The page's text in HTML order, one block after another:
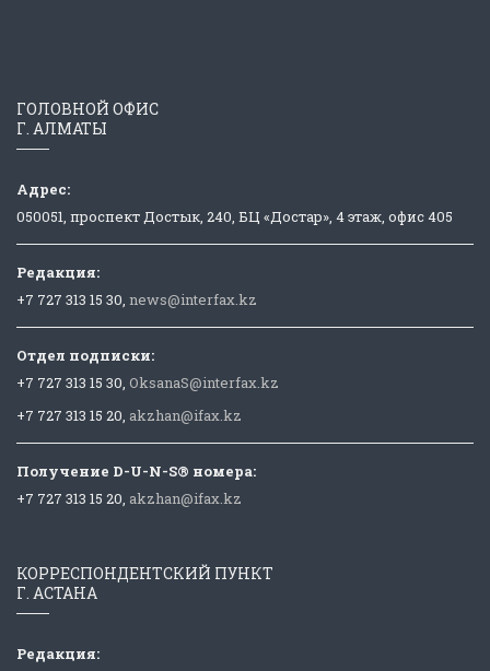
ГОЛОВНОЙ ОФИС
Г. АЛМАТЫ
Адрес:
050051, проспект Достык, 240, БЦ «Достар», 4 этаж, офис 405
Редакция:
+7 727 313 15 30, news@interfax.kz
Отдел подписки:
+7 727 313 15 30, OksanaS@interfax.kz
+7 727 313 15 20, akzhan@ifax.kz
Получение D-U-N-S® номера:
+7 727 313 15 20, akzhan@ifax.kz
КОРРЕСПОНДЕНТСКИЙ ПУНКТ
Г. АСТАНА
Редакция: